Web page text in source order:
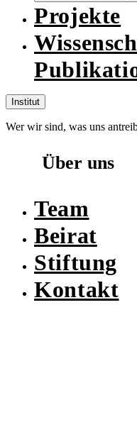
Projekte
Institut
Wer wir sind, was uns
Über uns
Team
Beirat
Stiftung
Kontakt